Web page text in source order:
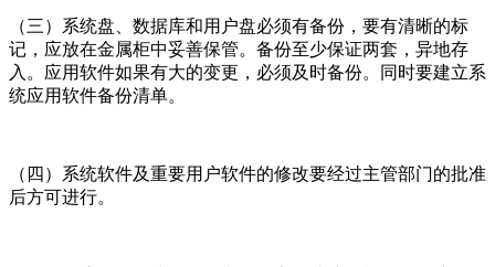
（三）系统盘、数据库和用户盘必须有备份，要有清晰的标
记，应放在金属柜中妥善保管。备份至少保证两套，异地存
入。应用软件如果有大的变更，必须及时备份。同时要建立系
统应用软件备份清单。
（四）系统软件及重要用户软件的修改要经过主管部门的批准
后方可进行。